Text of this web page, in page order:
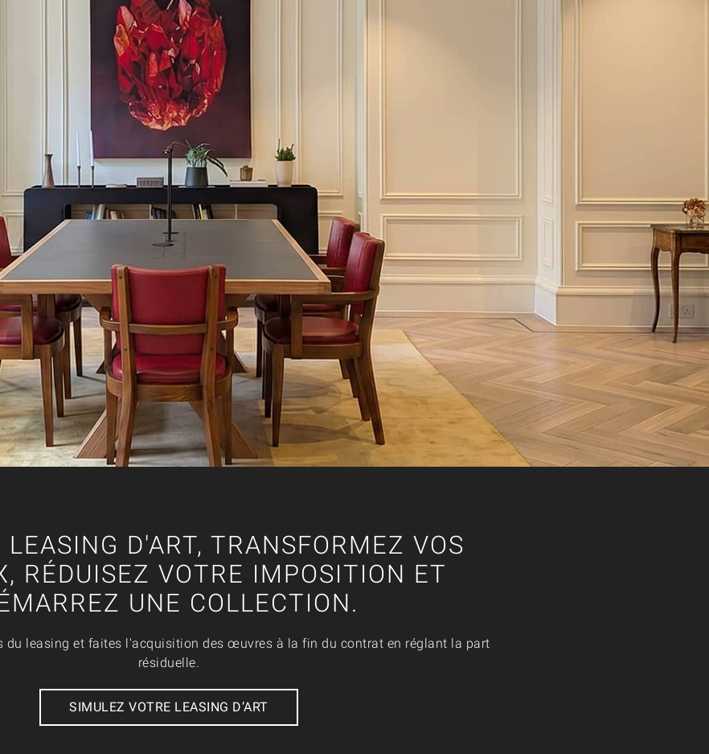
LEASING D'ART, TRANSFORMEZ VOS
RÉDUISEZ VOTRE IMPOSITION ET
UNE COLLECTION.
du leasing et faites l'acquisition des œuvres à la fin du contrat en réglant la part
résiduelle.
SIMULEZ VOTRE LEASING D’ART